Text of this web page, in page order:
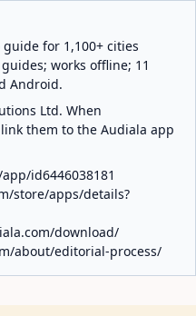
for 1,100+ cities
works offline; 11
Android.
Ltd. When
them to the Audiala app
id6446038181
store/apps/details?
download/
about/editorial-process/